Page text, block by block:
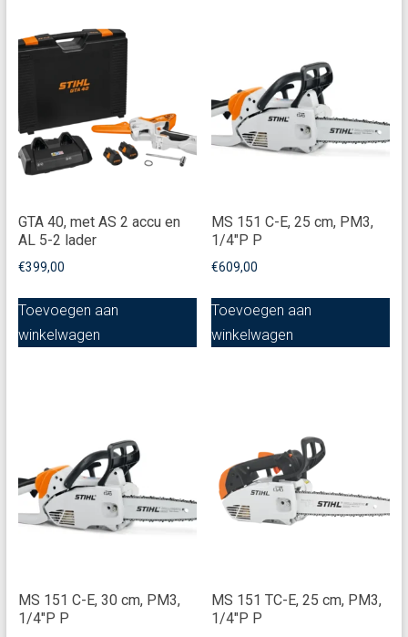
GTA 40, met AS 2 accu en
AL 5-2 lader
€399,00
Toevoegen aan
winkelwagen
MS 151 C-E, 25 cm, PM3,
1/4"P P
€609,00
Toevoegen aan
winkelwagen
MS 151 C-E, 30 cm, PM3,
1/4"P P
MS 151 TC-E, 25 cm, PM3,
1/4"P P